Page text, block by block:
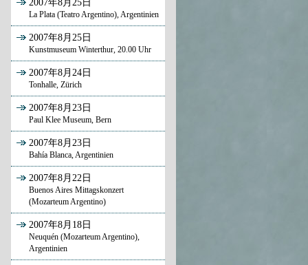
La Plata (Teatro Argentino), Argentinien
2007年8月25日
Kunstmuseum Winterthur, 20.00 Uhr
2007年8月24日
Tonhalle, Zürich
2007年8月23日
Paul Klee Museum, Bern
2007年8月23日
Bahía Blanca, Argentinien
2007年8月22日
Buenos Aires Mittagskonzert
(Mozarteum Argentino)
2007年8月18日
Neuquén (Mozarteum Argentino),
Argentinien